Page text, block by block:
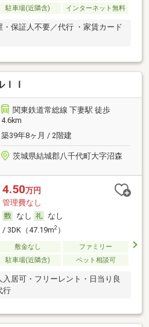
駐車場(近隣含) インターネット無料
・保証人不要／代行 ・家賃カード
ＩＩ
関東鉄道常総線 下妻駅 徒歩
4.6km
築39年8ヶ月 / 2階建
茨城県結城郡八千代町大字沼森
4.50万円
管理費なし
なし
なし
/ 3DK（47.19m2）
敷金なし
ファミリー
駐車場(近隣含) ペット相談可
居可・フリーレント・日当り良
行